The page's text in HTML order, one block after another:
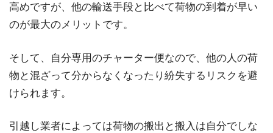
高めですが、他の輸送手段と比べて荷物の到着が早い
のが最大のメリットです。
そして、自分専用のチャーター便なので、他の人の荷
物と混ざって分からなくなったり紛失するリスクを避
けられます。
引越し業者によっては荷物の搬出と搬入は自分でしな